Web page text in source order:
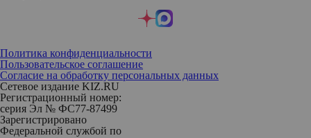
Политика конфиденциальности
Пользовательское соглашение
Согласие на обработку персональных данных
Сетевое издание KIZ.RU
Регистрационный номер:
серия Эл № ФС77-87499
Зарегистрировано
Федеральной службой по